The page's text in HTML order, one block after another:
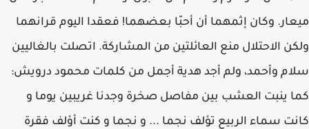
ميعار. وكان إثمهما أن أحبّا بعضهما! فعقدا اليوم قرانهما
ولكن الاحتلال منع العائلتين من المشاركة. اتصلت بالغاليين
سلام وأحمد، ولم أجد هدية أجمل من كلمات محمود درويش:
‎كما ينبت العشب بين مفاصل صخرة ‎وجدنا غريبين يوما ‎و
كانت سماء الربيع تؤلف نجما ... و نجما ‎و كنت أؤلف فقرة